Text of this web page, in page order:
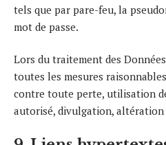
tels que par pare-feu, la
mot de passe.
Lors du traitement des
toutes les mesures
contre toute perte, utilisation
autorisé, divulgation,